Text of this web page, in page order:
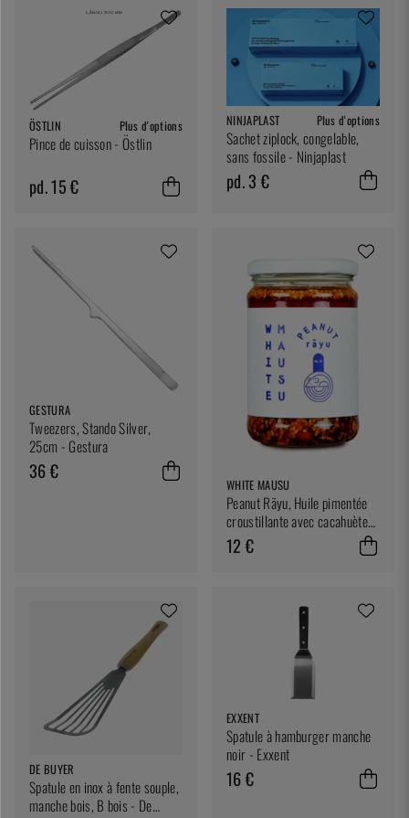
ÖSTLIN Plus d'options
Pince de cuisson - Östlin
pd. 15 €
NINJAPLAST Plus d'options
Sachet ziplock, congelable,
sans fossile - Ninjaplast
pd. 3 €
GESTURA
Tweezers, Stando Silver,
25cm - Gestura
36 €
WHITE MAUSU
Peanut Rãyu, Huile pimentée
croustillante avec cacahuètes
et sésame, 240 g - White
Mausu
12 €
DE BUYER
Spatule en inox à fente souple,
manche bois, B bois - De
EXXENT
Spatule à hamburger manche
noir - Exxent
16 €